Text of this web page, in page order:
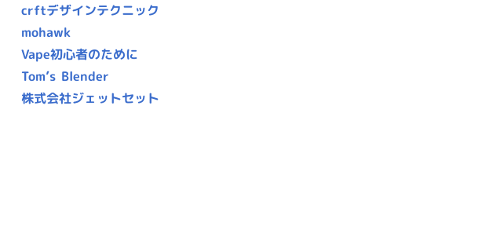
crftデザインテクニック
mohawk
Vape初心者のために
Tom’s Blender
株式会社ジェットセット